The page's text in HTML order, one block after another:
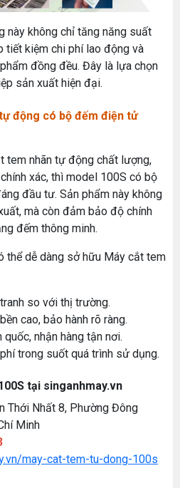
này không chỉ tăng năng suất
tiết kiệm chi phí lao động và
đồng đều. Đây là lựa chọn
sản xuất hiện đại.
động có bộ đếm điện tử
tem nhãn tự động chất lượng,
xác, thì model 100S có bộ
đầu tư. Sản phẩm này không
mà còn đảm bảo độ chính
đếm thông minh.
thể dễ dàng sở hữu Máy cắt tem
so với thị trường.
cao, bảo hành rõ ràng.
quốc, nhận hàng tận nơi.
trong suốt quá trình sử dụng.
tại singanhmay.vn
Thới Nhất 8, Phường Đông
Minh
may-cat-tem-tu-dong-100s
Cầm Tay: Chọn Máy Chạy Pin Hay
Tốt Hơn? So Sánh Chi Tiết 2025
11/2024
Cầm Tay Chính Hãng – Giá Rẻ,
11/2024
hóa chất công nghiệp cho doanh
24/10/2024
BAO CẦM TAY TRỤ ĐỨNG 2 KIM
để xem giá sỉ
để xem giá sỉ
DẢI ĐAI ĐIỆN TỬ TỰ ĐỘNG